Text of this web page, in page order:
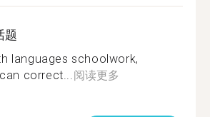
题
languages schoolwork,
correct...阅读更多